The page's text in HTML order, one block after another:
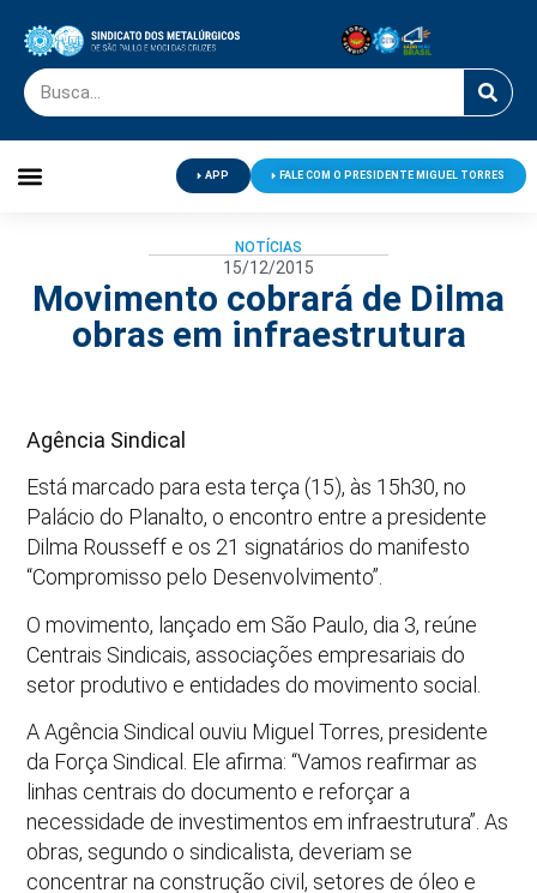
APP FALE COM O PRESIDENTE MIGUEL TORRES
NOTÍCIAS
15/12/2015
Movimento cobrará de Dilma
obras em infraestrutura
Agência Sindical
Está marcado para esta terça (15), às 15h30, no
Palácio do Planalto, o encontro entre a presidente
Dilma Rousseff e os 21 signatários do manifesto
“Compromisso pelo Desenvolvimento”.
O movimento, lançado em São Paulo, dia 3, reúne
Centrais Sindicais, associações empresariais do
setor produtivo e entidades do movimento social.
A Agência Sindical ouviu Miguel Torres, presidente
da Força Sindical. Ele afirma: “Vamos reafirmar as
linhas centrais do documento e reforçar a
necessidade de investimentos em infraestrutura”. As
obras, segundo o sindicalista, deveriam se
concentrar na construção civil, setores de óleo e